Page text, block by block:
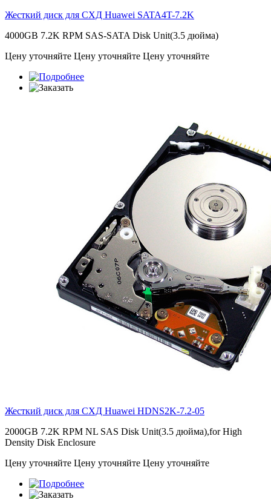
Жесткий диск для СХД Huawei SATA4T-7.2K
4000GB 7.2K RPM SAS-SATA Disk Unit(3.5 дюйма)
Цену уточняйте Цену уточняйте Цену уточняйте
Жесткий диск для СХД Huawei HDNS2K-7.2-05
2000GB 7.2K RPM NL SAS Disk Unit(3.5 дюйма),for High
Density Disk Enclosure
Цену уточняйте Цену уточняйте Цену уточняйте